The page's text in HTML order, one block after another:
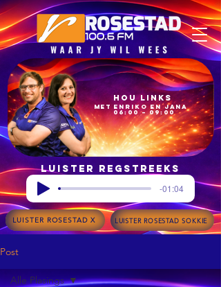
06:00 – 09:00
met Enriko en Jana
Hou Links
Luister regstreeks
-01:04
LUISTER ROSESTAD X LUISTER ROSESTAD SOKKIE
Post
Alle Plasings